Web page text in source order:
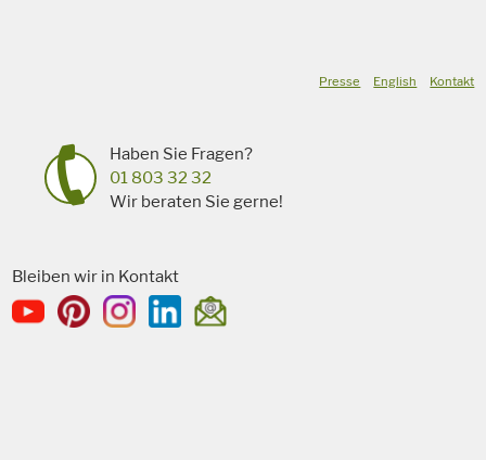
Presse English Kontakt
Haben Sie Fragen?
01 803 32 32
Wir beraten Sie gerne!
Bleiben wir in Kontakt